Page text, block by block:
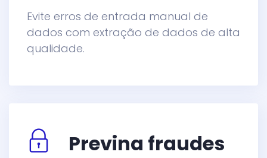
Evite erros de entrada manual de
dados com extração de dados de alta
qualidade.
Previna fraudes